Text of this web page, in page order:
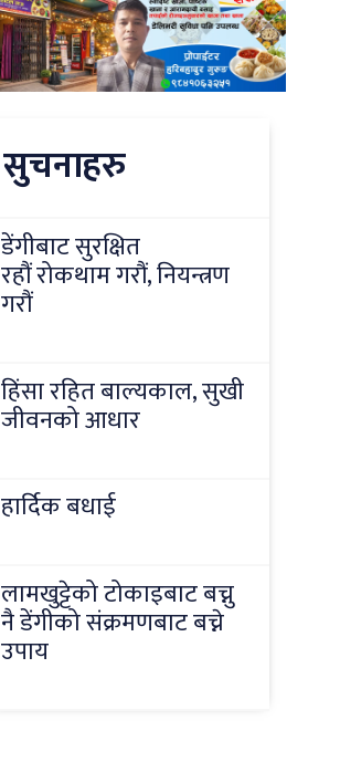
सुचनाहरु
डेंगीबाट सुरक्षित
रहौं रोकथाम गरौं, नियन्त्रण
गरौं
हिंसा रहित बाल्यकाल, सुखी
जीवनको आधार
हार्दिक बधाई
लामखुट्टेको टोकाइबाट बच्नु
नै डेंगीको संक्रमणबाट बच्ने
उपाय